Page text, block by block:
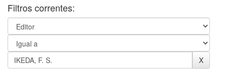
Filtros correntes: